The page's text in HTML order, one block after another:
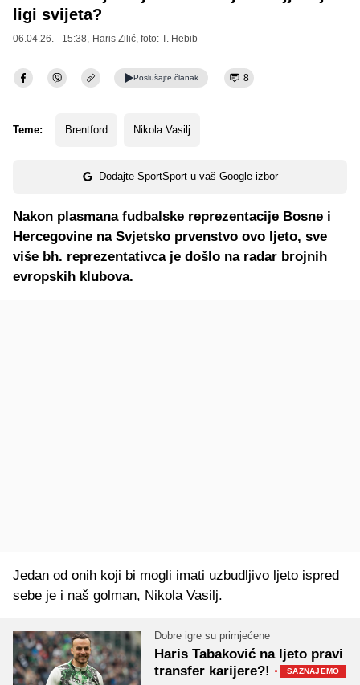
ligi svijeta?
06.04.26. - 15:38, Haris Zilić , foto: T. Hebib
Poslušajte članak 8
Teme: Brentford Nikola Vasilj
Dodajte SportSport u vaš Google izbor
Nakon plasmana fudbalske reprezentacije Bosne i
Hercegovine na Svjetsko prvenstvo ovo ljeto, sve
više bh. reprezentativca je došlo na radar brojnih
evropskih klubova.
Jedan od onih koji bi mogli imati uzbudljivo ljeto ispred
sebe je i naš golman, Nikola Vasilj.
Dobre igre su primjećene
Haris Tabaković na ljeto pravi
transfer karijere?! · SAZNAJEMO